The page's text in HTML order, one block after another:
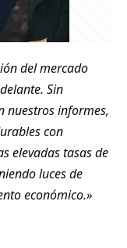
del mercado
Sin
nuestros informes,
con
elevadas tasas de
luces de
económico.»